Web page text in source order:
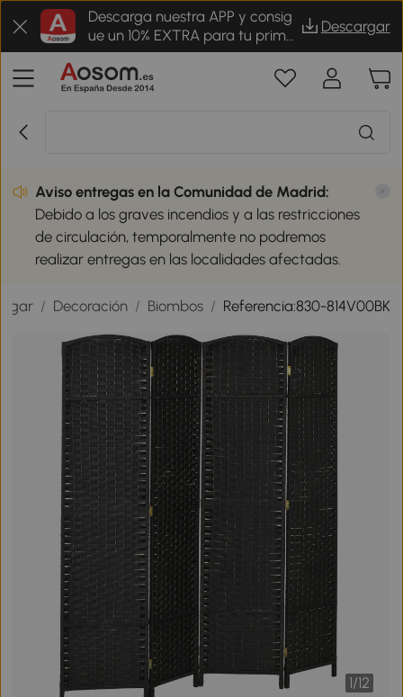
Descarga nuestra APP y consig
ue un 10% EXTRA para tu prime
r pedido
Descargar
Aviso entregas en la Comunidad de Madrid:
Debido a los graves incendios y a las restricciones
de circulación, temporalmente no podremos
realizar entregas en las localidades afectadas.
/ Decoración / Biombos / Referencia:830-814V00BK
1/12